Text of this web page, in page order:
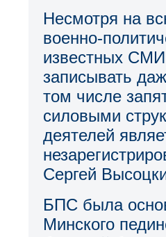
Несмотря на
военно-
известных
записывать
том числе
силовыми
деятелей
Сергей
БПС была
Минского